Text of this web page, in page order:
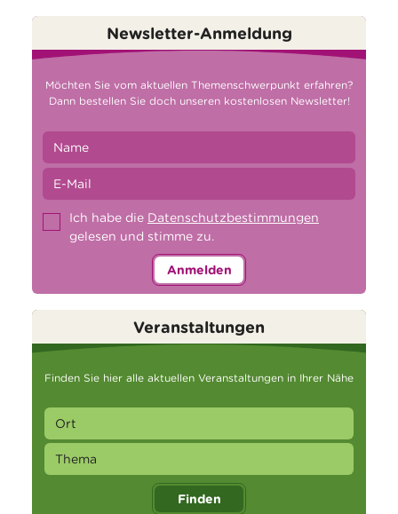
Newsletter-Anmeldung
Möchten Sie vom aktuellen Themenschwerpunkt erfahren?
Dann bestellen Sie doch unseren kostenlosen Newsletter!
Ich habe die Datenschutzbestimmungen
gelesen und stimme zu.
Anmelden
Veranstaltungen
Finden Sie hier alle aktuellen Veranstaltungen in Ihrer Nähe
Finden